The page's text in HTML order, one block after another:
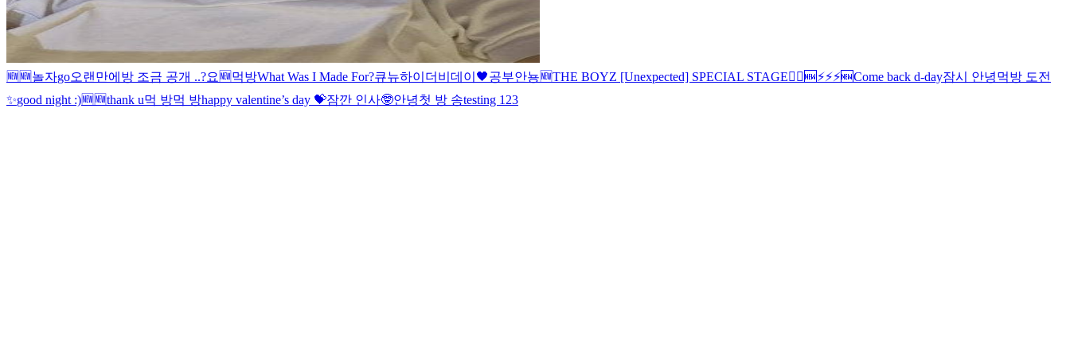
🆕 🆕놀자go오랜만에 방 조금 공개 ..?요 🆕먹방What Was I Made For?큐뉴하이 더비데이🖤공부안뇽🆕THE BOYZ [Unexpected] SPECIAL STAGE🏃‍♂️🆕 ⚡️⚡️⚡️🆕Come back d-day잠시 안녕먹방 도전
✨good night :)🆕 🆕thank u먹 방먹 방happy valentine’s day 💝잠깐 인사🤓안녕첫 방 송testing 123